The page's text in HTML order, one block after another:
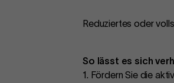
Reduziertes oder
So lässt es sich
1. Fördern Sie die